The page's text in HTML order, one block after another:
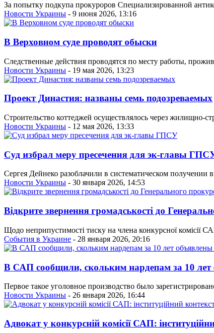
За попытку подкупа прокуроров Специализированной
Новости Украины - 9 июня 2026, 13:16
В Верховном суде проводят обыски
Следственные действия проводятся по месту работы,
Новости Украины - 19 мая 2026, 13:23
Проект Династия: названы семь подозреваемых
Строительство коттеджей осуществлялось через жилищно-
Новости Украины - 12 мая 2026, 13:33
Суд избрал меру пресечения для эк-главы
Сергея Дейнеко разоблачили в систематическом получении
Новости Украины - 30 января 2026, 14:53
Відкрите звернення громадськості до
Щодо неприпустимості тиску на члена конкурсної комісії
События в Украине - 28 января 2026, 20:16
В САП сообщили, скольким нардепам за 10 лет
Первое такое уголовное производство было
Новости Украины - 26 января 2026, 16:44
Адвокат у конкурсній комісії САП: